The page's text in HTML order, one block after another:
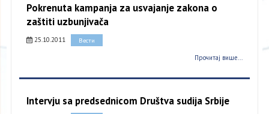
Pokrenuta kampanja za usvajanje zakona o
zaštiti uzbunjivača
25.10.2011 Вести
Прочитај више...
Intervju sa predsednicom Društva sudija Srbije